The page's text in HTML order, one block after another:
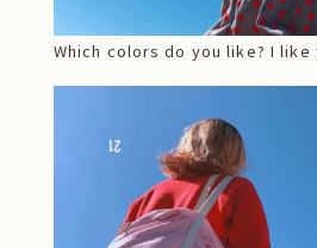
Which colors do you like? I like